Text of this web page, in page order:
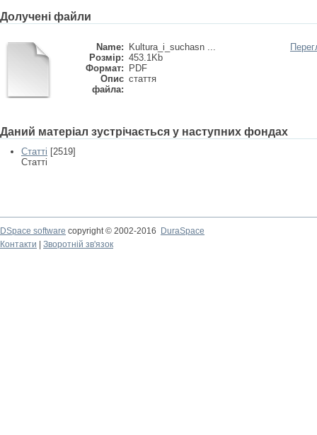
Долучені файли
Name:
Kultura_i_suchasn ...
Розмір: 453.1Kb
Формат:
PDF
Опис
файла:
стаття
Даний матеріал зустрічається у наступних фондах
Статті [2519]
Статті
DSpace software copyright © 2002-2016
DuraSpace
Контакти
Зворотній зв'язок